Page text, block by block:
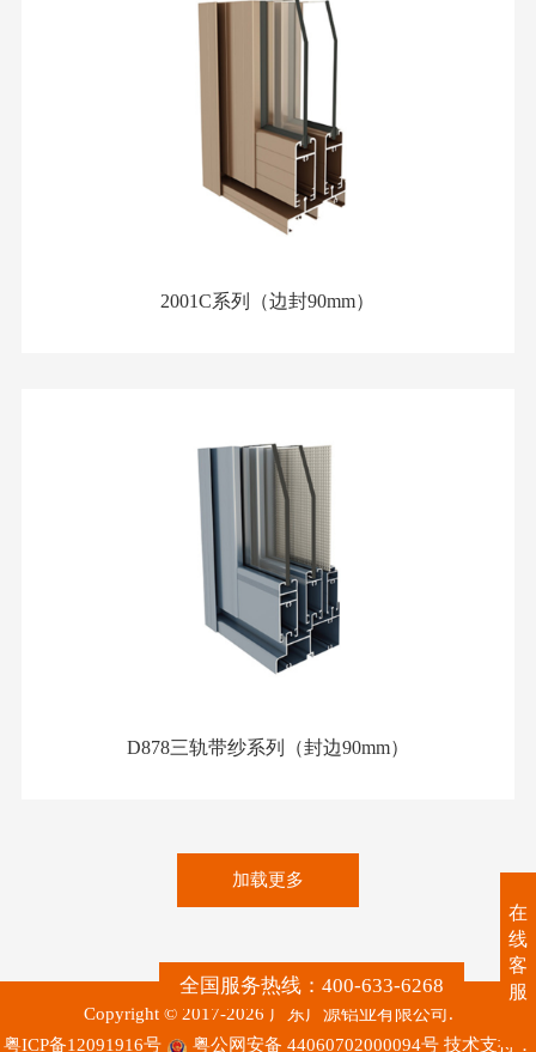
全国服务热线：400-633-6268
2001C系列（边封90mm）
D878三轨带纱系列（封边90mm）
加载更多
Copyright © 2017-2026 广东广源铝业有限公司.
粤ICP备12091916号
粤公网安备 44060702000094号 技术支持：
在
线
客
服